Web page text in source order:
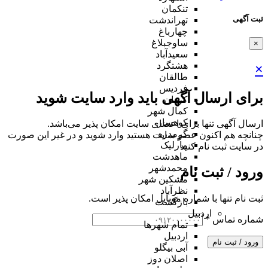
ثبت آگهی
×
×
برای ارسال آگهی باید وارد سایت شوید
ارسال آگهی تنها برای اعضای سایت امکان پذیر می‌باشد.
چنانچه هم‌ اکنون عضو سایت هستید وارد شوید و در غیر این صورت
در سایت ثبت نام کنید
ورود / ثبت نام
ثبت نام تنها با شماره موبایل امکان پذیر است.
شماره تماس*
ورود / ثبت نام
تنکمان
تهراندشت
چهارباغ
ساوجبلاغ
سعیدآباد
هشتگرد
طالقان
فردیس
کردان
کمال شهر
کوهسار
گرمدره
مارلیک
ماهدشت
محمدشهر
مشکین شهر
نظرآباد
بازگشت
اردبیل
تمام شهر‌ها
اردبیل
آبی بیگلو
اصلان دوز